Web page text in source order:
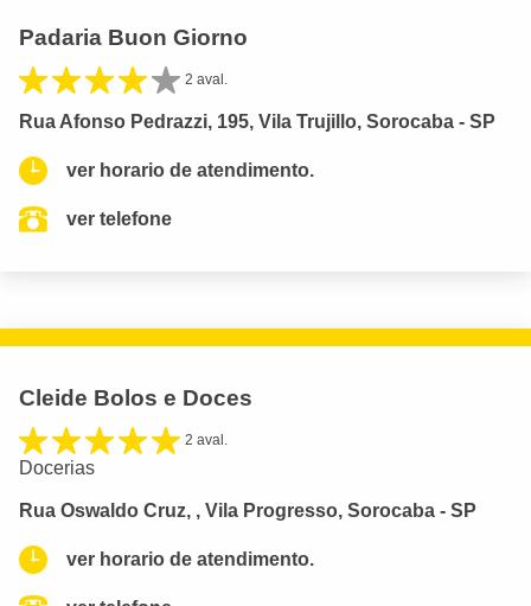
Padaria Buon Giorno
2 aval.
Rua Afonso Pedrazzi, 195, Vila Trujillo, Sorocaba - SP
ver horario de atendimento.
ver telefone
Cleide Bolos e Doces
2 aval.
Docerias
Rua Oswaldo Cruz, , Vila Progresso, Sorocaba - SP
ver horario de atendimento.